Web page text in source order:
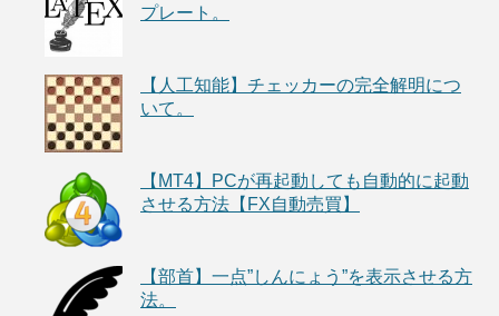
プレート。
【人工知能】チェッカーの完全解明につ
いて。
【MT4】PCが再起動しても自動的に起動
させる方法【FX自動売買】
【部首】一点”しんにょう”を表示させる方
法。